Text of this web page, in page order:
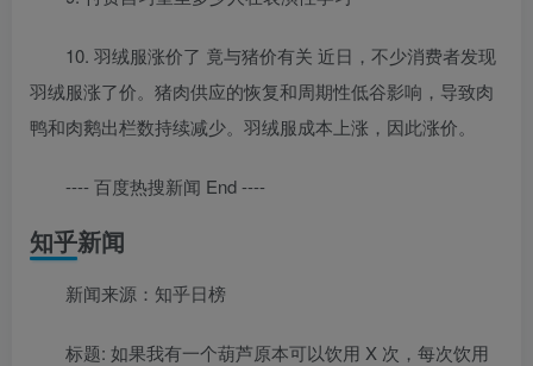
10. 羽绒服涨价了 竟与猪价有关 近日，不少消费者发现
羽绒服涨了价。猪肉供应的恢复和周期性低谷影响，导致肉
鸭和肉鹅出栏数持续减少。羽绒服成本上涨，因此涨价。
---- 百度热搜新闻 End ----
知乎新闻
新闻来源：知乎日榜
标题: 如果我有一个葫芦原本可以饮用 X 次，每次饮用